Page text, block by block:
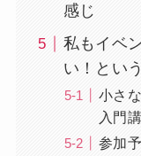
感じ
私もイベ
い！とい
小さ
入門
参加